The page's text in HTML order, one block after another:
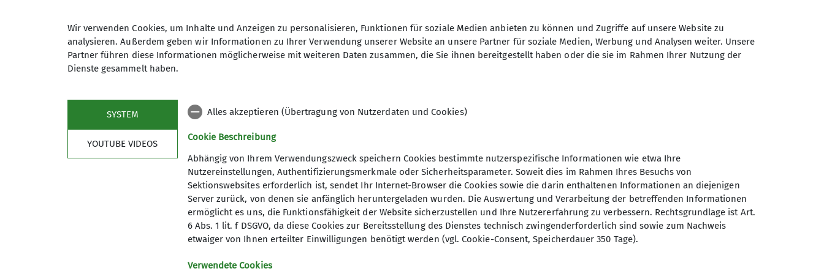
Qualifikationen
Familiengruppenleiter*in
Ämter
Gruppe
Familiengruppe
Wir sind ein Zusammenschluss von Familien mit Kindern der Jahrgänge 2019 bis 2021 (+ Geschwisterkinder), die es lieben,
mit Gleichgesinnten das Umland und die Alpen zu entdecken, dabei dem Forscher- und Bewegungsdrang nachzugeben
und eine schöne Zeit für Klein und Groß in der Natur zu verbringen.
Es gibt so viele Dinge, die uns Spaß machen, daher sind unsere Aktivitäten vielfältig: wandern, rodeln, bouldern,
Weihnachtsmarkt, Hüttenübernachtungen, Spiele in der Natur, planschen, picknicken…und dabei sind wir in den Bergen
unterwegs, aber auch im näheren Umland, weil es hier auch so viele spannende Ecken zu entdecken gibt.
Mittlerweile sind wir geübte Läufer, sodass wir unsere Kraxen/Tragehilfen in den Ruhestand geschickt oder an unsere
Geschwister übergeben haben und die Welt zu Fuß entdecken.
Da unser Angebot auf rege Zustimmung getroffen ist, nehmen wir momentan keine neuen Familien mehr in unsere
Sektion Ebersberg-Grafing
Wir verwenden Cookies, um Inhalte und Anzeigen zu personalisieren, Funktionen für soziale Medien anbieten zu können und Zugriffe auf unsere Website zu
analysieren. Außerdem geben wir Informationen zu Ihrer Verwendung unserer Website an unsere Partner für soziale Medien, Werbung und Analysen weiter. Unsere
Partner führen diese Informationen möglicherweise mit weiteren Daten zusammen, die Sie ihnen bereitgestellt haben oder die sie im Rahmen Ihrer Nutzung der
Dienste gesammelt haben.
SYSTEM
YOUTUBE VIDEOS
Alles akzeptieren (Übertragung von Nutzerdaten und Cookies)
Cookie Beschreibung
Abhängig von Ihrem Verwendungszweck speichern Cookies bestimmte nutzerspezifische Informationen wie etwa Ihre
Nutzereinstellungen, Authentifizierungsmerkmale oder Sicherheitsparameter. Soweit dies im Rahmen Ihres Besuchs von
Sektionswebsites erforderlich ist, sendet Ihr Internet-Browser die Cookies sowie die darin enthaltenen Informationen an diejenigen
Server zurück, von denen sie anfänglich heruntergeladen wurden. Die Auswertung und Verarbeitung der betreffenden Informationen
ermöglicht es uns, die Funktionsfähigkeit der Website sicherzustellen und Ihre Nutzererfahrung zu verbessern. Rechtsgrundlage ist Art.
6 Abs. 1 lit. f DSGVO, da diese Cookies zur Bereitsstellung des Dienstes technisch zwingenderforderlich sind sowie zum Nachweis
etwaiger von Ihnen erteilter Einwilligungen benötigt werden (vgl. Cookie-Consent, Speicherdauer 350 Tage).
Verwendete Cookies